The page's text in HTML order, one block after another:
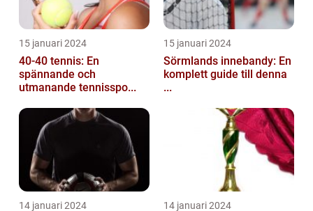
15 januari 2024
40-40 tennis: En
spännande och
utmanande tennisspo...
15 januari 2024
Sörmlands innebandy: En
komplett guide till denna
...
14 januari 2024 14 januari 2024